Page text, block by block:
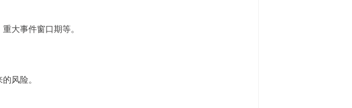
大事件窗口期等。
风险。